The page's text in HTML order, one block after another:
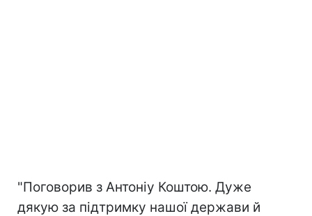
"Поговорив з Антоніу Коштою. Дуже
дякую за підтримку нашої держави й